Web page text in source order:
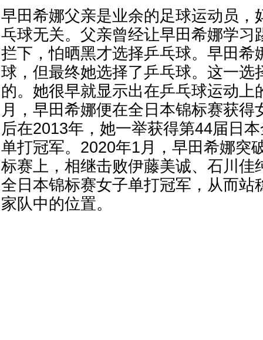
早田希娜父亲是业余的足球运动员，
乓球无关。父亲曾经让早田希娜学习
拦下，怕晒黑才选择乒乓球。早田希
球，但最终她选择了乒乓球。这一选
的。她很早就显示出在乒乓球运动上
月，早田希娜便在全日本锦标赛获得
后在2013年，她一举获得第44届日
单打冠军。2020年1月，早田希娜突
标赛上，相继击败伊藤美诚、石川佳
全日本锦标赛女子单打冠军，从而站
家队中的位置。